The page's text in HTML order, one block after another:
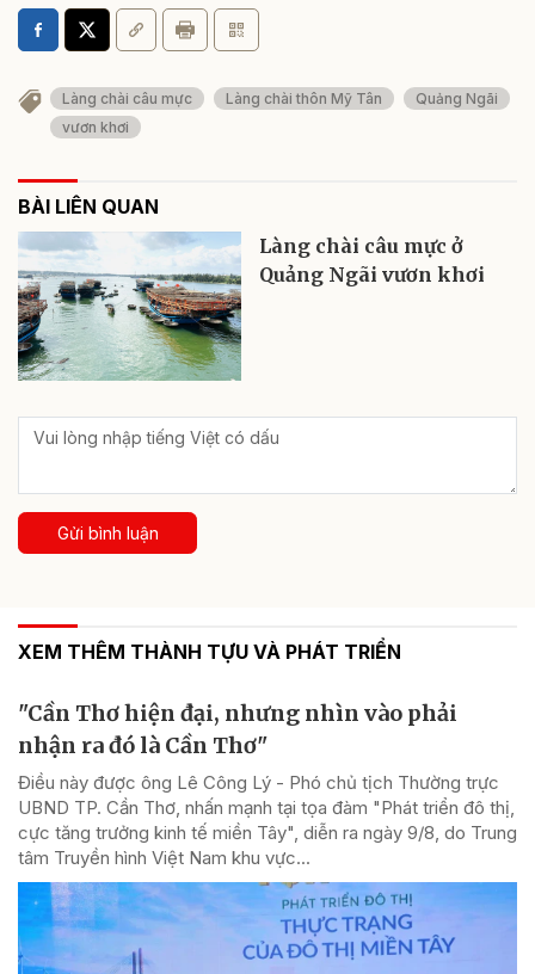
Làng chài câu mực Làng chài thôn Mỹ Tân
Quảng Ngãi
vươn khơi
BÀI LIÊN QUAN
Làng chài câu mực ở
Quảng Ngãi vươn khơi
Gửi bình luận
XEM THÊM THÀNH TỰU VÀ PHÁT TRIỂN
"Cần Thơ hiện đại, nhưng nhìn vào phải
nhận ra đó là Cần Thơ"
Điều này được ông Lê Công Lý - Phó chủ tịch Thường trực
UBND TP. Cần Thơ, nhấn mạnh tại tọa đàm "Phát triển đô thị,
cực tăng trưởng kinh tế miền Tây", diễn ra ngày 9/8, do Trung
tâm Truyền hình Việt Nam khu vực...